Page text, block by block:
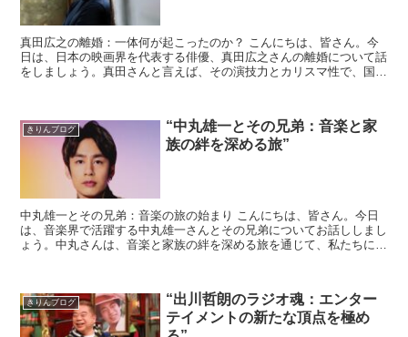
真田広之の離婚：一体何が起こったのか？ こんにちは、皆さん。今
日は、日本の映画界を代表する俳優、真田広之さんの離婚について話
をしましょう。真田さんと言えば、その演技力とカリスマ性で、国内
きりんブログ
“中丸雄一とその兄弟：音楽と家
族の絆を深める旅”
中丸雄一とその兄弟：音楽の旅の始まり こんにちは、皆さん。今日
は、音楽界で活躍する中丸雄一さんとその兄弟についてお話ししまし
ょう。中丸さんは、音楽と家族の絆を深める旅を通じて、私たちに大
きりんブログ
“出川哲朗のラジオ魂：エンター
テイメントの新たな頂点を極め